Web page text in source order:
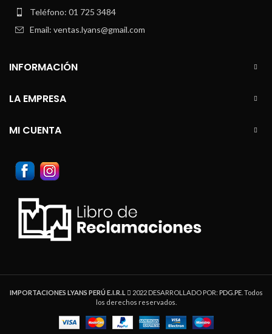
Teléfono: 01 725 3484
Email: ventas.lyans@gmail.com
INFORMACIÓN
LA EMPRESA
MI CUENTA
IMPORTACIONES LYANS PERÚ E.I.R.L 2022 DESARROLLADO POR: PDG.PE. Todos
los derechos reservados.